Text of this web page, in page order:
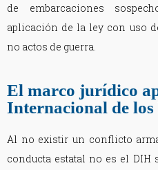
de embarcaciones
aplicación de la ley con uso
no actos de guerra.
El marco jurídico
Internacional de los
Al no existir un conflicto
conducta estatal no es el